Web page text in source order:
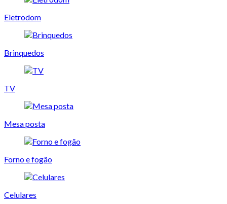
Eletrodom
Brinquedos
TV
Mesa posta
Forno e fogão
Celulares